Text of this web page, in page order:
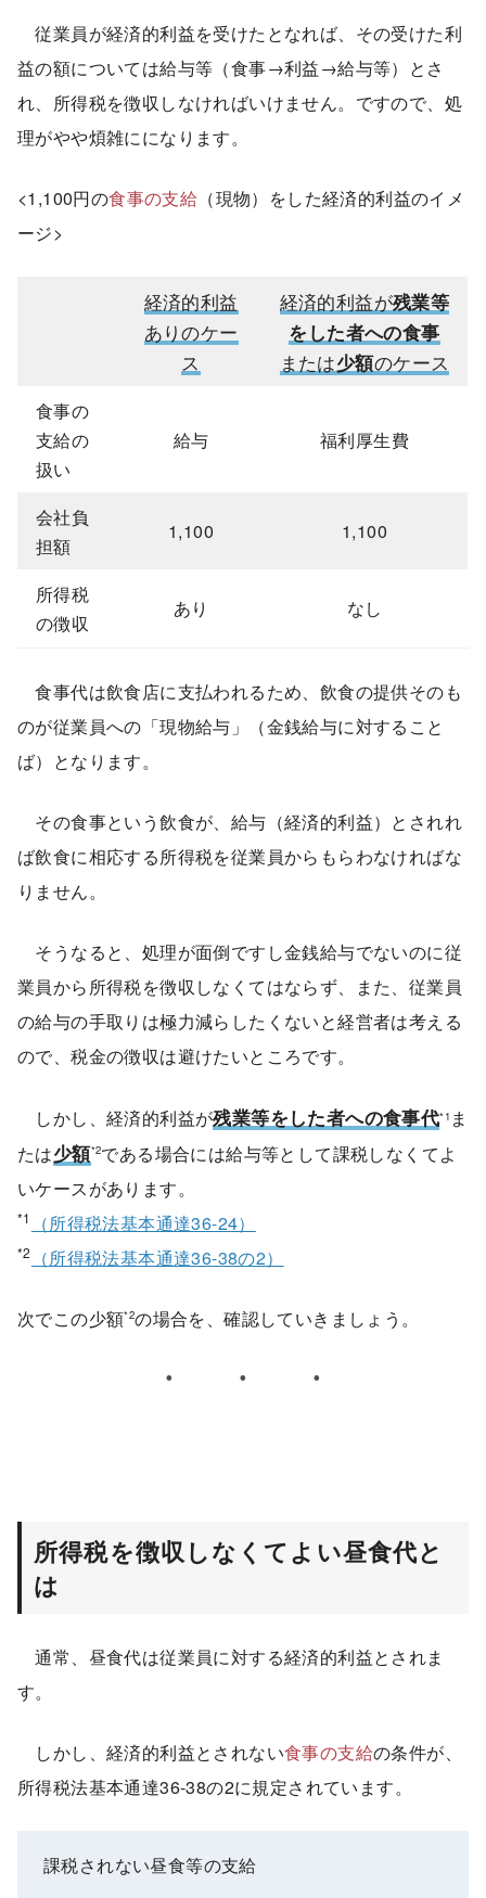
従業員が経済的利益を受けたとなれば、その受けた利
益の額については給与等（食事→利益→給与等）とさ
れ、所得税を徴収しなければいけません。ですので、処
理がやや煩雑にになります。
<1,100円の食事の支給 （現物）をした経済的利益のイメ
ージ>
経済的利益
ありのケー
ス
経済的利益が残業等
をした者への食事
または少額のケース
食事の
支給の
扱い
給与 福利厚生費
会社負
担額
1,100 1,100
所得税
の徴収
あり なし
食事代は飲食店に支払われるため、飲食の提供そのも
のが従業員への「現物給与」（金銭給与に対すること
ば）となります。
その食事という飲食が、給与（経済的利益）とされれ
ば飲食に相応する所得税を従業員からもらわなければな
りません。
そうなると、処理が面倒ですし金銭給与でないのに従
業員から所得税を徴収しなくてはならず、また、従業員
の給与の手取りは極力減らしたくないと経営者は考える
ので、税金の徴収は避けたいところです。
しかし、経済的利益が残業等をした者への食事代*1 ま
たは少額*2である場合には給与等として課税しなくてよ
いケースがあります。
*1 （所得税法基本通達36-24）
*2 （所得税法基本通達36-38の2）
次でこの少額*2の場合を、確認していきましょう。
所得税を徴収しなくてよい昼食代と
は
通常、昼食代は従業員に対する経済的利益とされま
す。
しかし、経済的利益とされない食事の支給の条件が、
所得税法基本通達36-38の2に規定されています。
課税されない昼食等の支給